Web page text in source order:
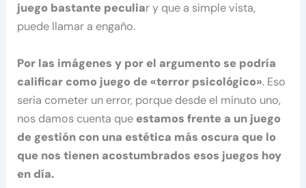
juego bastante peculiar y que a simple vista,
puede llamar a engaño.
Por las imágenes y por el argumento se podría
calificar como juego de «terror psicológico». Eso
seria cometer un error, porque desde el minuto uno,
nos damos cuenta que estamos frente a un juego
de gestión con una estética más oscura que lo
que nos tienen acostumbrados esos juegos hoy
en día.